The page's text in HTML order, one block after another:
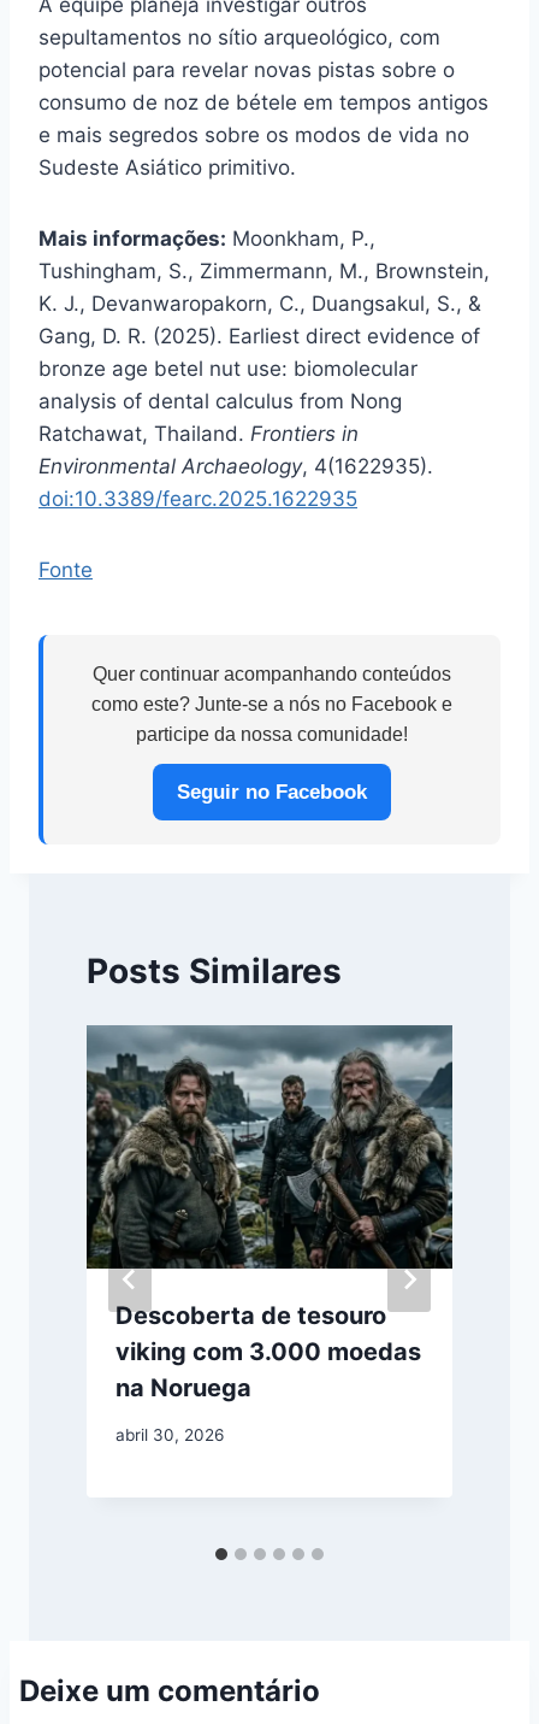
A equipe planeja investigar outros
sepultamentos no sítio arqueológico, com
potencial para revelar novas pistas sobre o
consumo de noz de bétele em tempos antigos
e mais segredos sobre os modos de vida no
Sudeste Asiático primitivo.
Mais informações: Moonkham, P.,
Tushingham, S., Zimmermann, M., Brownstein,
K. J., Devanwaropakorn, C., Duangsakul, S., &
Gang, D. R. (2025). Earliest direct evidence of
bronze age betel nut use: biomolecular
analysis of dental calculus from Nong
Ratchawat, Thailand. Frontiers in
Environmental Archaeology, 4(1622935).
doi:10.3389/fearc.2025.1622935
Fonte
Quer continuar acompanhando conteúdos
como este? Junte-se a nós no Facebook e
participe da nossa comunidade!
Seguir no Facebook
Posts Similares
Descoberta de tesouro
viking com 3.000 moedas
na Noruega
abril 30, 2026
Deixe um comentário